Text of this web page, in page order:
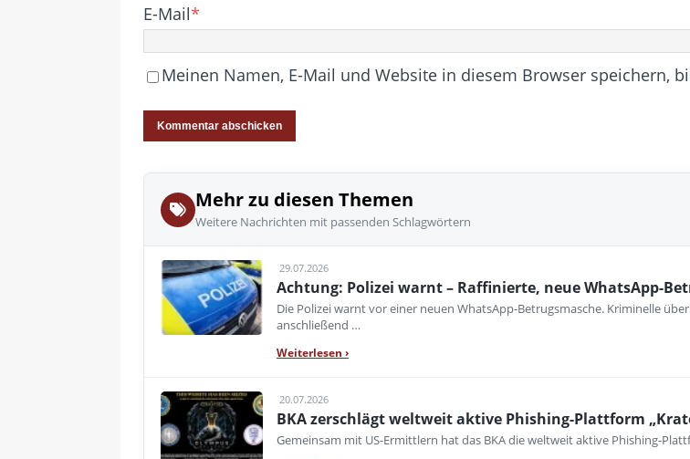
E-Mail*
Meinen Namen, E-Mail und Website in diesem Browser speichern,
Mehr zu diesen Themen
Weitere Nachrichten mit passenden Schlagwörtern
29.07.2026
Achtung: Polizei warnt – Raffinierte, neue WhatsApp-
Die Polizei warnt vor einer neuen WhatsApp-Betrugsmasche. Kriminelle
anschließend …
Weiterlesen ›
20.07.2026
BKA zerschlägt weltweit aktive Phishing-Plattform
Gemeinsam mit US-Ermittlern hat das BKA die weltweit aktive Phishing-